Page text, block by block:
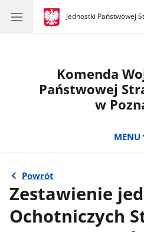
gov.pl
Jednostki Państwowej
gov.pl
Jednostki
Komenda
Państwowej
w
MENU
Powrót
Zestawienie
Ochotniczych